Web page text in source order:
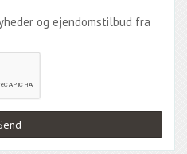
og ejendomstilbud fra